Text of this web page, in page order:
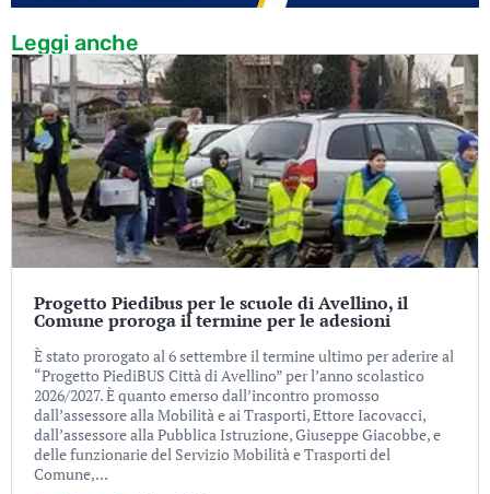
Leggi anche
Progetto Piedibus per le scuole di Avellino, il
Comune proroga il termine per le adesioni
È stato prorogato al 6 settembre il termine ultimo per aderire al
“Progetto PiediBUS Città di Avellino” per l’anno scolastico
2026/2027. È quanto emerso dall’incontro promosso
dall’assessore alla Mobilità e ai Trasporti, Ettore Iacovacci,
dall’assessore alla Pubblica Istruzione, Giuseppe Giacobbe, e
delle funzionarie del Servizio Mobilità e Trasporti del
Comune,...